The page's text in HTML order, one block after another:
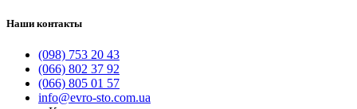
Наши контакты
(098) 753 20 43
(066) 802 37 92
(066) 805 01 57
info@evro-sto.com.ua